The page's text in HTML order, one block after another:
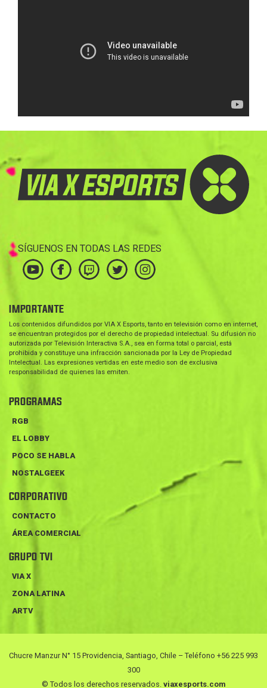
SÍGUENOS EN TODAS LAS REDES
IMPORTANTE
Los contenidos difundidos por VIA X Esports, tanto en televisión como en internet,
se encuentran protegidos por el derecho de propiedad intelectual. Su difusión no
autorizada por Televisión Interactiva S.A., sea en forma total o parcial, está
prohibida y constituye una infracción sancionada por la Ley de Propiedad
Intelectual. Las expresiones vertidas en este medio son de exclusiva
responsabilidad de quienes las emiten.
PROGRAMAS
RGB
EL LOBBY
POCO SE HABLA
NOSTALGEEK
CORPORATIVO
CONTACTO
ÁREA COMERCIAL
GRUPO TVI
VIA X
ZONA LATINA
ARTV
Chucre Manzur N° 15 Providencia, Santiago, Chile – Teléfono +56 225 993
300
© Todos los derechos reservados. viaxesports.com